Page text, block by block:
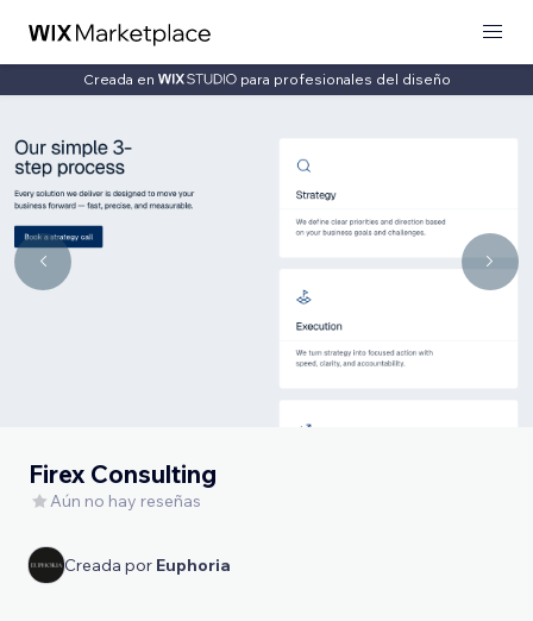
Creada en para profesionales del diseño
Firex Consulting
Aún no hay reseñas
Creada por Euphoria